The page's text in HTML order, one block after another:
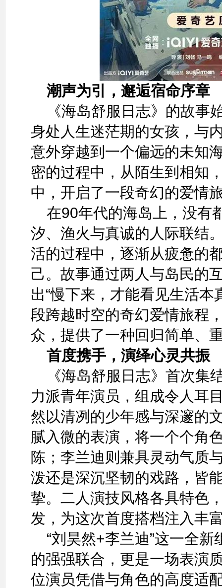
潮声为引，邂逅宿命序章
《海岛舒服日志》的故事
身处人生迷茫期的女孩，与
意外穿越到一个偏远的未知
密的过程中，从陌生到相知
中，开启了一段奇幻的爱情
在90年代的海岛上，没有
汐、渔火与真诚的人际联结
活的过程中，逐渐从疲惫的
己。故事通过两人与岛民的
出“慢下来，才能看见生活本
段跨越时空的奇幻爱情旅程
众，提供了一种回归简单、
首度携手，演绎心灵共振
《海岛舒服日志》首次集
力派青年演员，组成令人耳
然以清冽的少年感与深邃的
腻入微的表演，将一个个角
陈；李兰迪则兼具灵动气质
泼还是深沉坚韧的戏路，皆
挚。二人演技风格各具特色
发，为这次首度搭档注入丰
“刘昊然+李兰迪”这一全
的强强联合，更是一场表演
位演员凭借与角色的高度适